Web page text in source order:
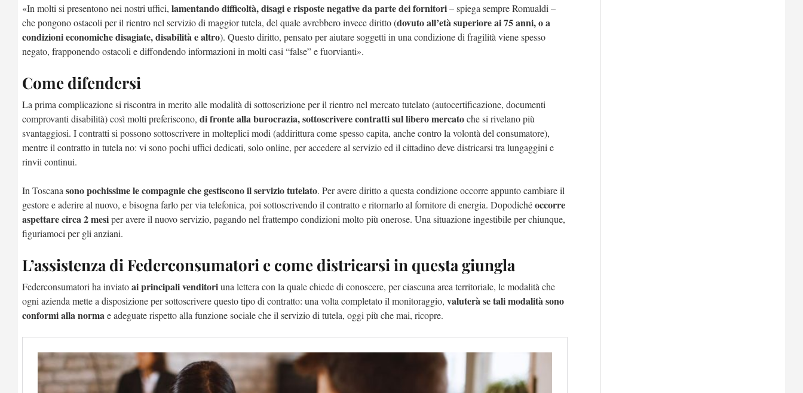
«In molti si presentono nei nostri uffici, lamentando difficoltà, disagi e risposte negative da parte dei fornitori– spiega sempre Romualdi –
che pongono ostacoli per il rientro nel servizio di maggior tutela, del quale avrebbero invece diritto (dovuto all’età superiore ai 75 anni, o a
condizioni economiche disagiate, disabilità e altro). Questo diritto, pensato per aiutare soggetti in una condizione di fragilità viene spesso
negato, frapponendo ostacoli e diffondendo informazioni in molti casi “false” e fuorvianti».
Come difendersi
La prima complicazione si riscontra in merito alle modalità di sottoscrizione per il rientro nel mercato tutelato (autocertificazione, documenti
comprovanti disabilità) così molti preferiscono, di fronte alla burocrazia, sottoscrivere contratti sul libero mercatoche si rivelano più
svantaggiosi. I contratti si possono sottoscrivere in molteplici modi (addirittura come spesso capita, anche contro la volontà del consumatore),
mentre il contratto in tutela no: vi sono pochi uffici dedicati, solo online, per accedere al servizio ed il cittadino deve districarsi tra lungaggini e
rinvii continui.
In Toscana sono pochissime le compagnie che gestiscono il servizio tutelato. Per avere diritto a questa condizione occorre appunto cambiare il
gestore e aderire al nuovo, e bisogna farlo per via telefonica, poi sottoscrivendo il contratto e ritornarlo al fornitore di energia. Dopodichéoccorre
aspettare circa 2 mesiper avere il nuovo servizio, pagando nel frattempo condizioni molto più onerose. Una situazione ingestibile per chiunque,
figuriamoci per gli anziani.
L’assistenza di Federconsumatori e come districarsi in questa giungla
Federconsumatori ha inviatoai principali venditoriuna lettera con la quale chiede di conoscere, per ciascuna area territoriale, le modalità che
ogni azienda mette a disposizione per sottoscrivere questo tipo di contratto: una volta completato il monitoraggio, valuterà se tali modalità sono
conformi alla normae adeguate rispetto alla funzione sociale che il servizio di tutela, oggi più che mai, ricopre.